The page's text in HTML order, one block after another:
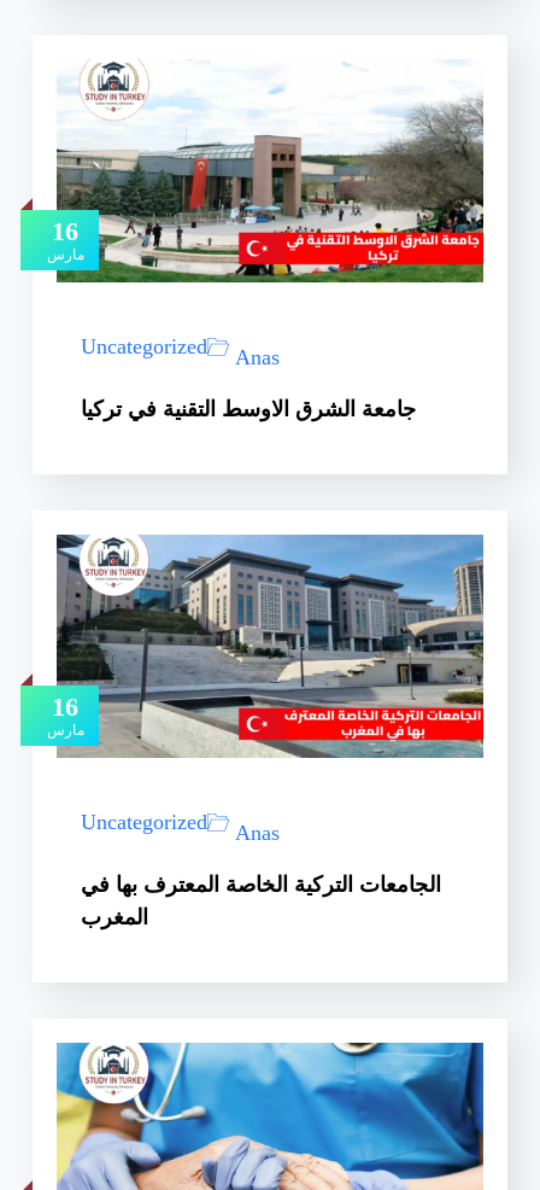
16
مارس
Anas
Uncategorized
جامعة الشرق الاوسط التقنية في تركيا
16
مارس
Anas
Uncategorized
الجامعات التركية الخاصة المعترف بها في
المغرب